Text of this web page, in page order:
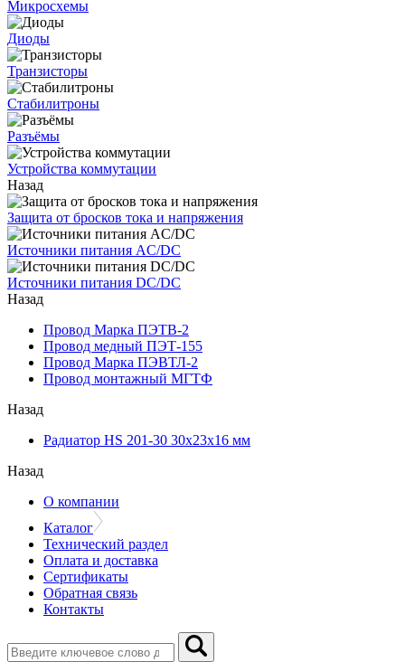
Микросхемы
Диоды
Транзисторы
Стабилитроны
Разъёмы
Устройства коммутации
Назад
Защита от бросков тока и напряжения
Источники питания AC/DC
Источники питания DC/DC
Назад
Провод Марка ПЭТВ-2
Провод медный ПЭТ-155
Провод Марка ПЭВТЛ-2
Провод монтажный МГТФ
Назад
Радиатор HS 201-30 30х23х16 мм
Назад
О компании
Каталог
Технический раздел
Оплата и доставка
Сертификаты
Обратная связь
Контакты